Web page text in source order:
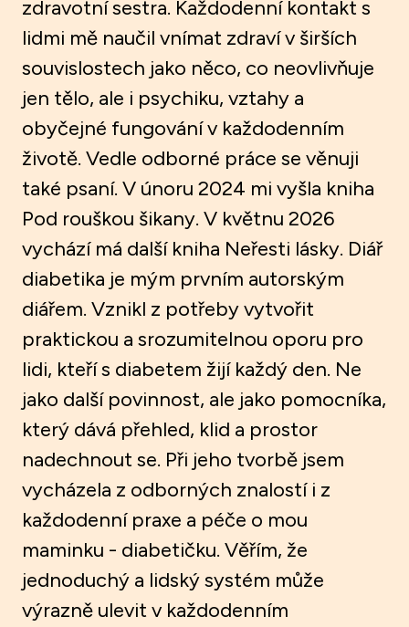
zdravotní sestra. Každodenní kontakt s
lidmi mě naučil vnímat zdraví v širších
souvislostech jako něco, co neovlivňuje
jen tělo, ale i psychiku, vztahy a
obyčejné fungování v každodenním
životě. Vedle odborné práce se věnuji
také psaní. V únoru 2024 mi vyšla kniha
Pod rouškou šikany. V květnu 2026
vychází má další kniha Neřesti lásky. Diář
diabetika je mým prvním autorským
diářem. Vznikl z potřeby vytvořit
praktickou a srozumitelnou oporu pro
lidi, kteří s diabetem žijí každý den. Ne
jako další povinnost, ale jako pomocníka,
který dává přehled, klid a prostor
nadechnout se. Při jeho tvorbě jsem
vycházela z odborných znalostí i z
každodenní praxe a péče o mou
maminku - diabetičku. Věřím, že
jednoduchý a lidský systém může
výrazně ulevit v každodenním